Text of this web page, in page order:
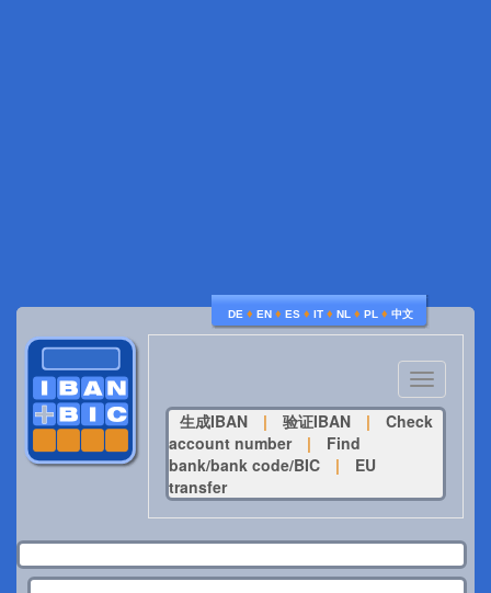
DE ♦ EN ♦ ES ♦ IT ♦ NL ♦ PL ♦ 中文
Toggle
navigation
生成IBAN
| 验证IBAN |
Check
account number
|
Find
bank/bank code/BIC
|
EU
transfer